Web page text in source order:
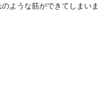
ような筋ができてしまいま